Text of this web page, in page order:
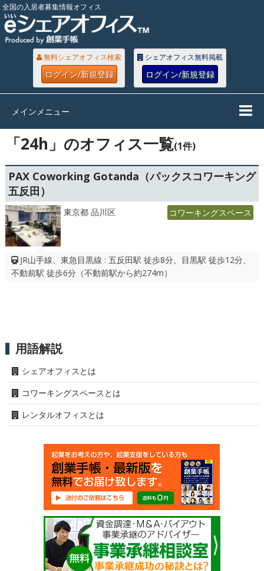
全国の入居者募集情報オフィス
無料シェアオフィス検索
ログイン/新規登録
シェアオフィス無料掲載
ログイン/新規登録
メインメニュー
「24h」のオフィス一覧(1件)
PAX Coworking Gotanda（パックスコワーキング
五反田）
東京都 品川区 コワーキングスペース
JR山手線、東急目黒線 : 五反田駅 徒歩8分、目黒駅 徒歩12分、
不動前駅 徒歩6分（不動前駅から約274m）
用語解説
シェアオフィスとは
コワーキングスペースとは
レンタルオフィスとは